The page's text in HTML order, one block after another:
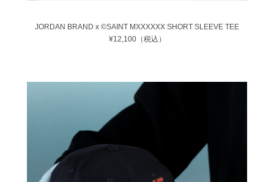
JORDAN BRAND x ©SAINT MXXXXXX SHORT SLEEVE TEE
¥12,100（税込）